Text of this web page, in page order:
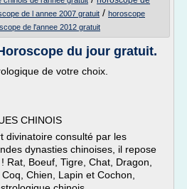
de l annee 2007 gratuit / horoscope
de l'annee 2012 gratuit
du jour gratuit.
de votre choix.
CHINOIS
divinatoire consulté par les
dynasties chinoises, il repose
Rat, Boeuf, Tigre, Chat, Dragon,
Chien, Lapin et Cochon,